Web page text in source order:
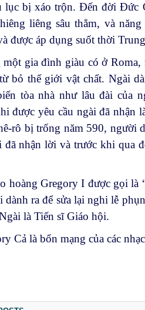
lục bị xáo trộn. Đến đời Đức
liêng sâu thẳm, và
được áp dụng suốt thời
một gia đình giàu có ở
bỏ thế giới vật chất. Ngài
tòa nhà như lâu đài của
được yêu cầu ngài đã nhận
rô bị trống năm 590, người
nhận lời và trước khi qua
hoàng Gregory I được gọi là
dành ra để sửa lại nghi lễ
là Tiến sĩ Giáo hội.
Cả là bổn mạng của các